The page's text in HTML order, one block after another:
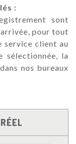
:
sont
pour tout
service client au
sélectionnée, la
nos bureaux